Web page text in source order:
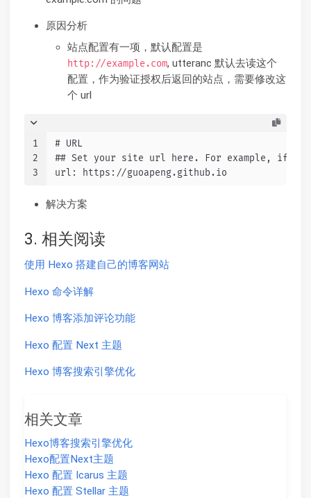
原因分析
站点配置有一项，默认配置是
http://example.com, utteranc 默认去读这个
配置，作为验证授权后返回的站点，需要修改这
个 url
1
2
3
# URL
## Set your site url here. For example, if
url: https://guoapeng.github.io
解决方案
3. 相关阅读
使用 Hexo 搭建自己的博客网站
Hexo 命令详解
Hexo 博客添加评论功能
Hexo 配置 Next 主题
Hexo 博客搜索引擎优化
相关文章
Hexo博客搜索引擎优化
Hexo配置Next主题
Hexo 配置 Icarus 主题
Hexo 配置 Stellar 主题